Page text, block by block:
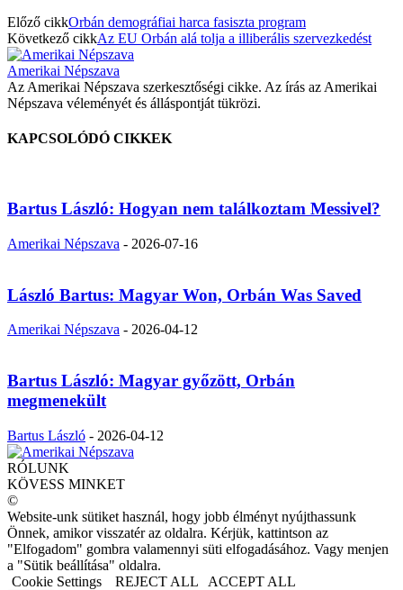
Előző cikkOrbán demográfiai harca fasiszta program
Következő cikkAz EU Orbán alá tolja a illiberális szervezkedést
Amerikai Népszava
Az Amerikai Népszava szerkesztőségi cikke. Az írás az Amerikai
Népszava véleményét és álláspontját tükrözi.
KAPCSOLÓDÓ CIKKEK
Bartus László: Hogyan nem találkoztam Messivel?
Amerikai Népszava - 2026-07-16
László Bartus: Magyar Won, Orbán Was Saved
Amerikai Népszava - 2026-04-12
Bartus László: Magyar győzött, Orbán
megmenekült
Bartus László - 2026-04-12
RÓLUNK
KÖVESS MINKET
©
Website-unk sütiket használ, hogy jobb élményt nyújthassunk
Önnek, amikor visszatér az oldalra. Kérjük, kattintson az
"Elfogadom" gombra valamennyi süti elfogadásához. Vagy menjen
a "Sütik beállítása" oldalra.
Cookie Settings
REJECT ALL ACCEPT ALL